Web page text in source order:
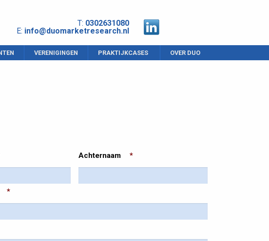
T: 0302631080
E: info@duomarketresearch.nl
VERENIGINGEN PRAKTIJKCASES OVER DUO
Achternaam *
*